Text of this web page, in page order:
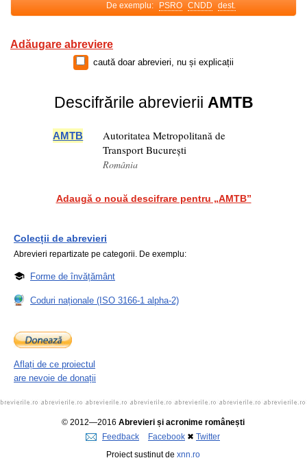
De exemplu: PSRO CNDD dest.
Adăugare abreviere
caută doar abrevieri, nu și explicații
Descifrările abrevierii AMTB
AMTB
Autoritatea Metropolitană de
Transport București
România
Adaugă o nouă descifrare pentru „AMTB”
Colecții de abrevieri
Abrevieri repartizate pe categorii. De exemplu:
Forme de învățământ
Coduri naționale (ISO 3166-1 alpha-2)
Aflați de ce proiectul
are nevoie de donații
© 2012—2016 Abrevieri și acronime românești
Feedback
Facebook ✖ Twitter
Proiect susținut de xnn.ro